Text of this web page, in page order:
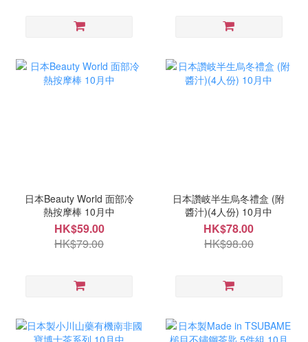
日本Beauty World 面部冷
熱按摩棒 10月中
HK$59.00
HK$79.00
日本讚岐半生烏冬禮盒 (附
醬汁)(4人份) 10月中
HK$78.00
HK$98.00